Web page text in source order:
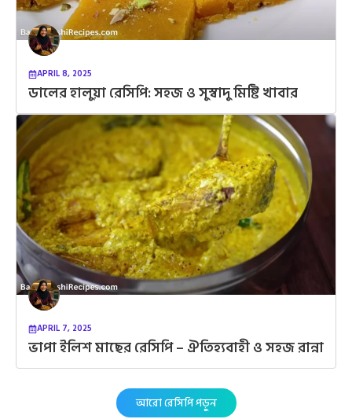
APRIL 8, 2025
ডালের হালুয়া রেসিপি: সহজ ও সুস্বাদু মিষ্টি খাবার
APRIL 7, 2025
ভাপা ইলিশ মাছের রেসিপি – ঐতিহ্যবাহী ও সহজ রান্না
আরো রেসিপি পড়ুন